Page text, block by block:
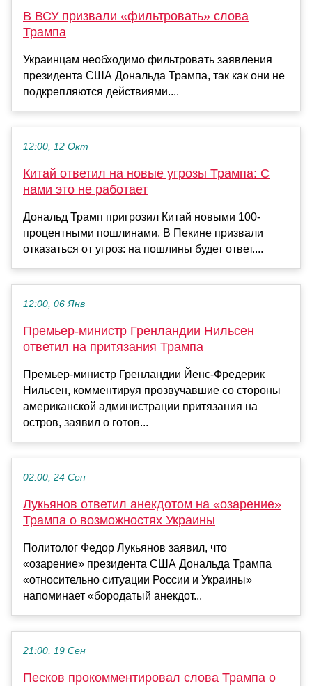
В ВСУ призвали «фильтровать» слова
Трампа
Украинцам необходимо фильтровать заявления
президента США Дональда Трампа, так как они не
подкрепляются действиями....
12:00, 12 Окт
Китай ответил на новые угрозы Трампа: С
нами это не работает
Дональд Трамп пригрозил Китай новыми 100-
процентными пошлинами. В Пекине призвали
отказаться от угроз: на пошлины будет ответ....
12:00, 06 Янв
Премьер-министр Гренландии Нильсен
ответил на притязания Трампа
Премьер-министр Гренландии Йенс-Фредерик
Нильсен, комментируя прозвучавшие со стороны
американской администрации притязания на
остров, заявил о готов...
02:00, 24 Сен
Лукьянов ответил анекдотом на «озарение»
Трампа о возможностях Украины
Политолог Федор Лукьянов заявил, что
«озарение» президента США Дональда Трампа
«относительно ситуации России и Украины»
напоминает «бородатый анекдот...
21:00, 19 Сен
Песков прокомментировал слова Трампа о